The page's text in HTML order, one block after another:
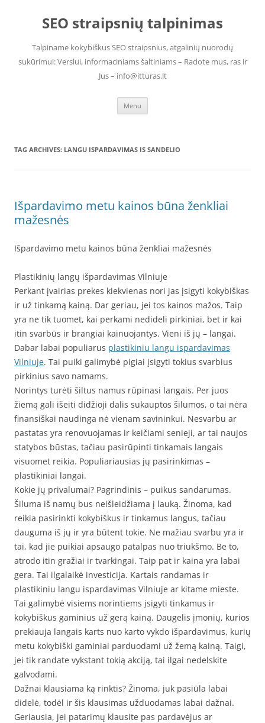
contentSEO straipsnių talpinimas
Talpiname kokybiškus SEO straipsnius, atgalinių nuorodų
sukūrimui: Verslui, informaciniams šaltiniams – Radote mus, ras ir
Jus – info@itturas.lt
Menu
TAG ARCHIVES: LANGU ISPARDAVIMAS IS SANDELIO
Išpardavimo metu kainos būna ženkliai
mažesnės
Išpardavimo metu kainos būna ženkliai mažesnės
Plastikinių langų išpardavimas Vilniuje
Perkant įvairias prekes kiekvienas nori jas įsigyti kokybiškas
ir už tinkamą kainą. Dar geriau, jei tos kainos mažos. Taip
yra ne tik tuomet, kai perkami nedideli pirkiniai, bet ir kai
itin svarbūs ir brangiai kainuojantys. Vieni iš jų – langai.
Dabar labai populiarus plastikiniu langu ispardavimas
Vilniuje. Tai puiki galimybė pigiai įsigyti tokius svarbius
pirkinius savo namams.
Norintys turėti šiltus namus rūpinasi langais. Per juos
žiemą gali išeiti didžioji dalis sukauptos šilumos, o tai nėra
finansiškai naudinga nė vienam savininkui. Nesvarbu ar
pastatas yra renovuojamas ir keičiami senieji, ar tai naujos
statybos būstas, tačiau pasirūpinti tinkamais langais
visuomet reikia. Populiariausias jų pasirinkimas –
plastikiniai langai.
Kokie jų privalumai? Pagrindinis – puikus sandarumas.
Šiluma iš namų bus neišleidžiama į lauką. Žinoma, kad
reikia pasirinkti kokybiškus ir tinkamus langus, tačiau
dauguma iš jų ir yra būtent tokie. Ne mažiau svarbu yra ir
tai, kad jie puikiai apsaugo patalpas nuo triukšmo. Be to,
atrodo itin gražiai ir tvarkingai. Taip pat ir kaina yra labai
gera. Tai ilgalaikė investicija. Kartais randamas ir
plastikiniu langu ispardavimas Vilniuje ar kitame mieste.
Tai galimybė visiems norintiems įsigyti tinkamus ir
kokybiškus gaminius už gerą kainą. Daugelis įmonių, kurios
prekiauja langais karts nuo karto vykdo išpardavimus, kurių
metu kokybiški gaminiai parduodami už žemą kainą. Taigi,
jei tik randate vykstant tokią akciją, tai ilgai nedelskite
galvodami.
Dažnai klausiama ką rinktis? Žinoma, juk pasiūla labai
didelė, todėl ir šis klausimas užduodamas labai dažnai.
Geriausia, jei patarimų klausite pas pardavėjus ar